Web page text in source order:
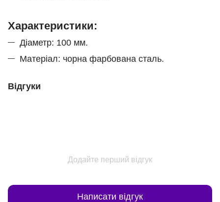
Характеристики:
Діаметр: 100 мм.
Матеріал: чорна фарбована сталь.
Відгуки
Додайте перший відгук
Написати відгук